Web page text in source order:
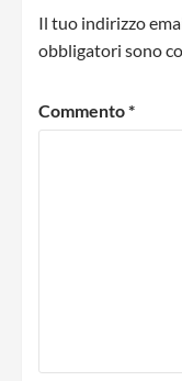
Il tuo indirizzo
obbligatori sono
Commento*